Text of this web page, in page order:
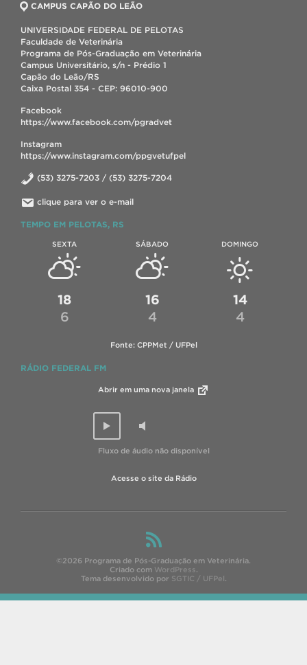
CAMPUS CAPÃO DO LEÃO
UNIVERSIDADE FEDERAL DE PELOTAS
Faculdade de Veterinária
Programa de Pós-Graduação em Veterinária
Campus Universitário, s/n - Prédio 1
Capão do Leão/RS
Caixa Postal 354 - CEP: 96010-900
Facebook
https://www.facebook.com/pgradvet
Instagram
https://www.instagram.com/ppgvetufpel
(53) 3275-7203 / (53) 3275-7204
clique para ver o e-mail
TEMPO EM PELOTAS, RS
SEXTA
18
6
SÁBADO
16
4
DOMINGO
14
4
Fonte: CPPMet / UFPel
RÁDIO FEDERAL FM
Abrir em uma nova janela
Fluxo de áudio não disponível
Acesse o site da Rádio
©2026 Programa de Pós-Graduação em Veterinária.
Criado com WordPress.
Tema desenvolvido por SGTIC / UFPel.